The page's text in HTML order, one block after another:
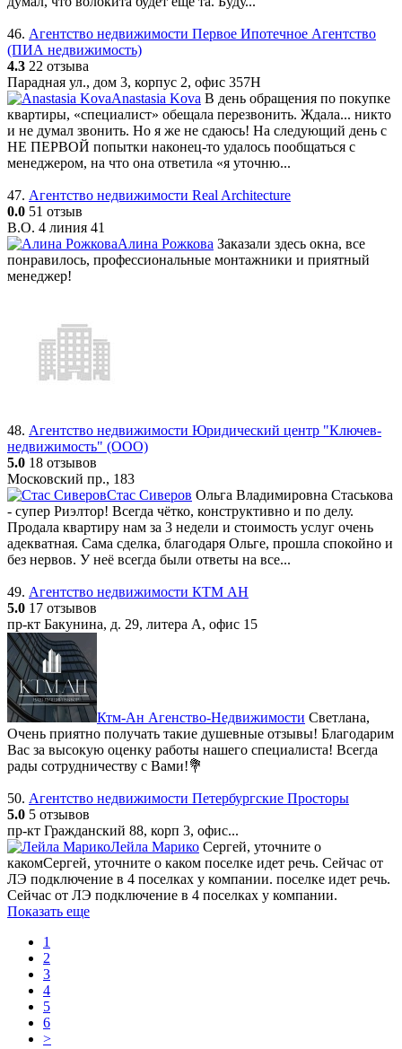
46. Агентство недвижимости Первое Ипотечное Агентство
(ПИА недвижимость)
4.3 22 отзыва
Парадная ул., дом 3, корпус 2, офис 357Н
Anastasia Kova В день обращения по покупке
квартиры, «специалист» обещала перезвонить. Ждала... никто
и не думал звонить. Но я же не сдаюсь! На следующий день с
НЕ ПЕРВОЙ попытки наконец-то удалось пообщаться с
менеджером, на что она ответила «я уточню...
47. Агентство недвижимости Real Architecture
0.0 51 отзыв
В.О. 4 линия 41
Алина Рожкова Заказали здесь окна, все
понравилось, профессиональные монтажники и приятный
менеджер!
48. Агентство недвижимости Юридический центр "Ключев-
недвижимость" (ООО)
5.0 18 отзывов
Московский пр., 183
Стас Сиверов Ольга Владимировна Стаськова
- супер Риэлтор! Всегда чётко, конструктивно и по делу.
Продала квартиру нам за 3 недели и стоимость услуг очень
адекватная. Сама сделка, благодаря Ольге, прошла спокойно и
без нервов. У неё всегда были ответы на все...
49. Агентство недвижимости КТМ АН
5.0 17 отзывов
пр-кт Бакунина, д. 29, литера А, офис 15
Ктм-Ан Агенство-Недвижимости Светлана,
Очень приятно получать такие душевные отзывы! Благодарим
Вас за высокую оценку работы нашего специалиста! Всегда
рады сотрудничеству с Вами!💐
50. Агентство недвижимости Петербургские Просторы
5.0 5 отзывов
пр-кт Гражданский 88, корп 3, офис...
Лейла Марико Сергей, уточните о
какомСергей, уточните о каком поселке идет речь. Сейчас от
ЛЭ подключение в 4 поселках у компании. поселке идет речь.
Сейчас от ЛЭ подключение в 4 поселках у компании.
Показать еще
1
2
3
4
5
6
>